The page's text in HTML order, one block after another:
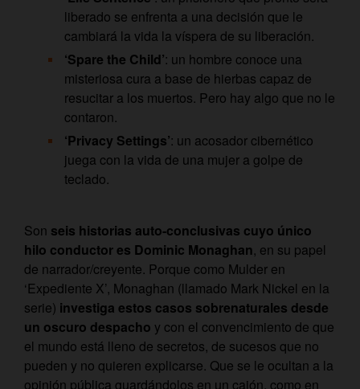
liberado se enfrenta a una decisión que le
cambiará la vida la víspera de su liberación.
‘Spare the Child’: un hombre conoce una
misteriosa cura a base de hierbas capaz de
resucitar a los muertos. Pero hay algo que no le
contaron.
‘Privacy Settings’: un acosador cibernético
juega con la vida de una mujer a golpe de
teclado.
Son seis historias auto-conclusivas cuyo único
hilo conductor es Dominic Monaghan, en su papel
de narrador/creyente. Porque como Mulder en
‘Expediente X’, Monaghan (llamado Mark Nickel en la
serie) investiga estos casos sobrenaturales desde
un oscuro despacho y con el convencimiento de que
el mundo está lleno de secretos, de sucesos que no
pueden y no quieren explicarse. Que se le ocultan a la
opinión pública guardándolos en un cajón, como en